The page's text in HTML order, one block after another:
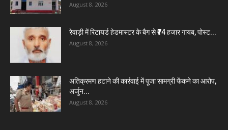
August 8, 2026
रेवाड़ी में रिटायर्ड हेडमास्टर के बैग से ₹74 हजार गायब, पोस्ट...
August 8, 2026
अतिक्रमण हटाने की कार्रवाई में पूजा सामग्री फेंकने का आरोप,
अर्जुन...
August 8, 2026